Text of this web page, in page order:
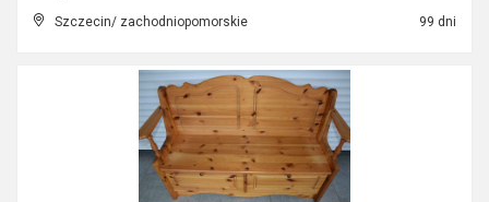
Szczecin/ zachodniopomorskie 99 dni